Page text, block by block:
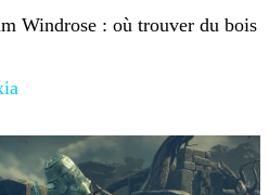
Windrose : où trouver du bois